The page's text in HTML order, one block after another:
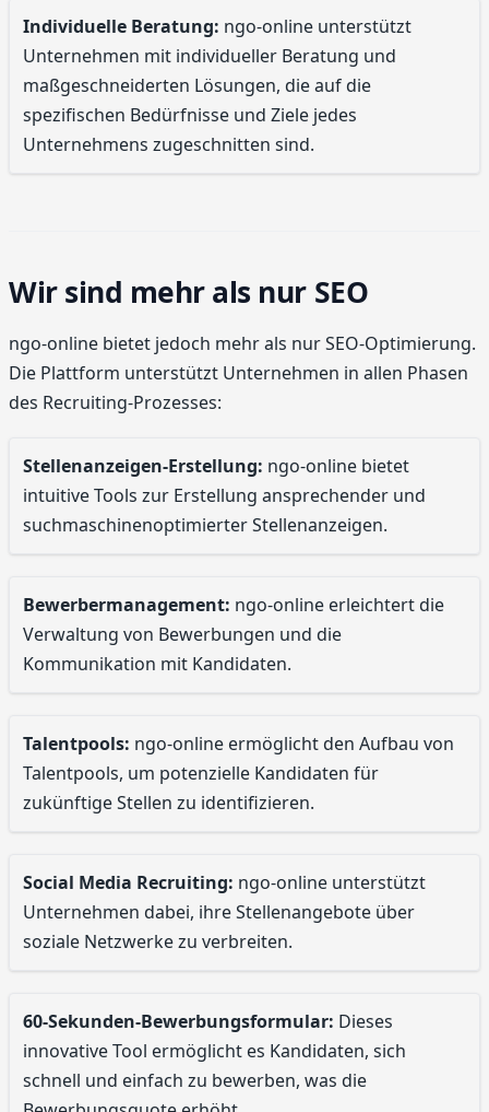
Individuelle Beratung: ngo-online unterstützt
Unternehmen mit individueller Beratung und
maßgeschneiderten Lösungen, die auf die
spezifischen Bedürfnisse und Ziele jedes
Unternehmens zugeschnitten sind.
Wir sind mehr als nur SEO
ngo-online bietet jedoch mehr als nur SEO-Optimierung.
Die Plattform unterstützt Unternehmen in allen Phasen
des Recruiting-Prozesses:
Stellenanzeigen-Erstellung: ngo-online bietet
intuitive Tools zur Erstellung ansprechender und
suchmaschinenoptimierter Stellenanzeigen.
Bewerbermanagement: ngo-online erleichtert die
Verwaltung von Bewerbungen und die
Kommunikation mit Kandidaten.
Talentpools: ngo-online ermöglicht den Aufbau von
Talentpools, um potenzielle Kandidaten für
zukünftige Stellen zu identifizieren.
Social Media Recruiting: ngo-online unterstützt
Unternehmen dabei, ihre Stellenangebote über
soziale Netzwerke zu verbreiten.
60-Sekunden-Bewerbungsformular: Dieses
innovative Tool ermöglicht es Kandidaten, sich
schnell und einfach zu bewerben, was die